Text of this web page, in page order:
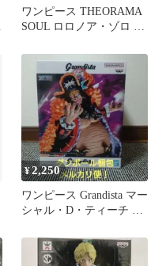
ワンピース THEORAMA
SOUL ロロノア・ゾロ フ
¥2,250
ワンピース Grandista マー
シャル・D・ティーチ フ